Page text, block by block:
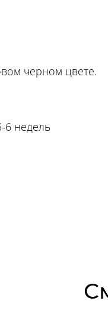
черном цвете.
6 недель